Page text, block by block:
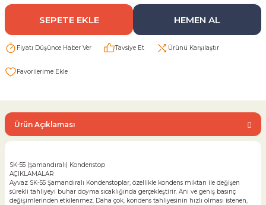
VANA
SEPETE EKLE HEMEN AL
Fiyatı Düşünce Haber Ver Tavsiye Et Ürünü Karşılaştır
Ürün Açıklaması
SK-55 (Şamandıralı) Kondenstop
AÇIKLAMALAR
Ayvaz SK-55 Şamandıralı Kondenstoplar, özellikle kondens miktarı ile değişen
sürekli tahliyeyi buhar doyma sıcaklığında gerçekleştirir. Ani ve geniş basınç
değişimlerinden etkilenmez. Daha çok, kondens tahliyesinin hızlı olması istenen,